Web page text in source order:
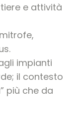
e attività
impianti
il contesto
più che da